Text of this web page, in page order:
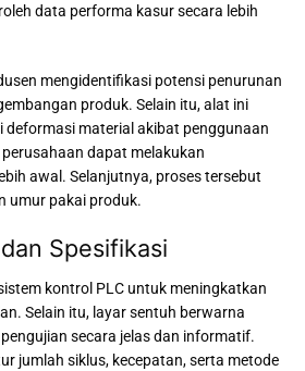
data performa kasur secara lebih
mengidentifikasi potensi penurunan
produk. Selain itu, alat ini
deformasi material akibat penggunaan
dapat melakukan
awal. Selanjutnya, proses tersebut
umur pakai produk.
Spesifikasi
kontrol PLC untuk meningkatkan
Selain itu, layar sentuh berwarna
secara jelas dan informatif.
jumlah siklus, kecepatan, serta metode